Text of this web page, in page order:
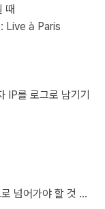
때
Live à Paris
IP를 로그로 남기기
수동 펌프는 너무 힘들어서 저도 곧 전동 펌프로 넘어가야 할 것 같네요.